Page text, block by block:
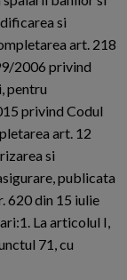
si
art. 218
2006 privind
pentru
privind Codul
art. 12
si
publicata
620 din 15 iulie
La articolul I,
71, cu